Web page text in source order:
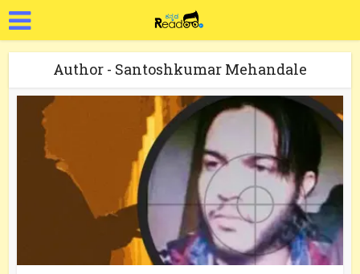
Author - Santoshkumar Mehandale